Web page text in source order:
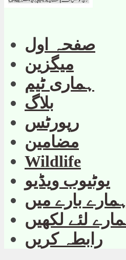
صفحہ اول
میگزین
ہماری ٹیم
بلاگ
رپورٹس
مضامین
Wildlife
یوٹیوب ویڈیو
ہمارے بارے میں
لئے لکھیں
رابطہ کریں